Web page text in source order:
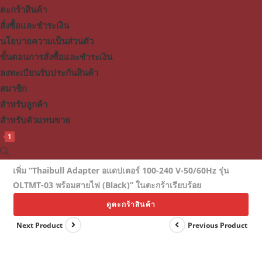
ตะกร้าสินค้า
สั่งซื้อและชำระเงิน
นโยบายความเป็นส่วนตัว
ขั้นตอนการสั่งซื้อและชำระเงิน
ลงทะเบียนรับประกันสินค้า
สมาชิก
สำหรับลูกค้า
สำหรับตัวแทนขาย
1
Toggle
website
search
เพิ่ม “Thaibull Adapter อแดปเตอร์ 100-240 V-50/60Hz รุ่น
OLTMT-03 พร้อมสายไฟ (Black)” ในตะกร้าเรียบร้อย
ดูตะกร้าสินค้า
Previous Product
Next Product